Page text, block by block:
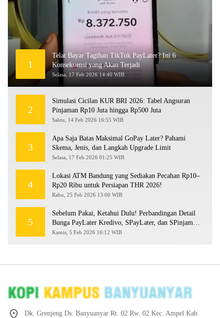
1
Telat Bayar Tagihan TikTok PayLater? Ini 6
Konsekuensi yang Akan Terjadi
Selasa, 17 Feb 2026 14:40 WIB
2
Simulasi Cicilan KUR BRI 2026: Tabel Angsuran
Pinjaman Rp10 Juta hingga Rp500 Juta
Sabtu, 14 Feb 2026 16:55 WIB
3
Apa Saja Batas Maksimal GoPay Later? Pahami
Skema, Jenis, dan Langkah Upgrade Limit
Selasa, 17 Feb 2026 01:25 WIB
4
Lokasi ATM Bandung yang Sediakan Pecahan Rp10–
Rp20 Ribu untuk Persiapan THR 2026!
Rabu, 25 Feb 2026 13:00 WIB
5
Sebelum Pakai, Ketahui Dulu! Perbandingan Detail
Bunga PayLater Kredivo, SPayLater, dan SPinjam
2026
Kamis, 5 Feb 2026 16:12 WIB
Dk. Grenjeng Ds. Banyuanyar Rt. 02 Rw. 02 Kec. Ampel Kab.